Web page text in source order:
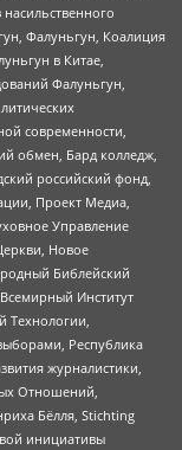
Фалуньгун, Коалиция
в Китае,
Фалуньгун,
современности,
обмен, Бард колледж,
российский фонд,
Проект Медиа,
Управление
Новое
Библейский
Институт
Технологии,
Республика
журналистики,
Отношений,
Бёлля, Stichting
инициативы